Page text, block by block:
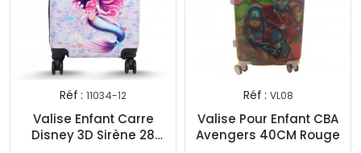
Réf : 11034-12
Valise Enfant Carre
Disney 3D Sirène 28
Réf : VL08
Valise Pour Enfant CBA
Avengers 40CM Rouge